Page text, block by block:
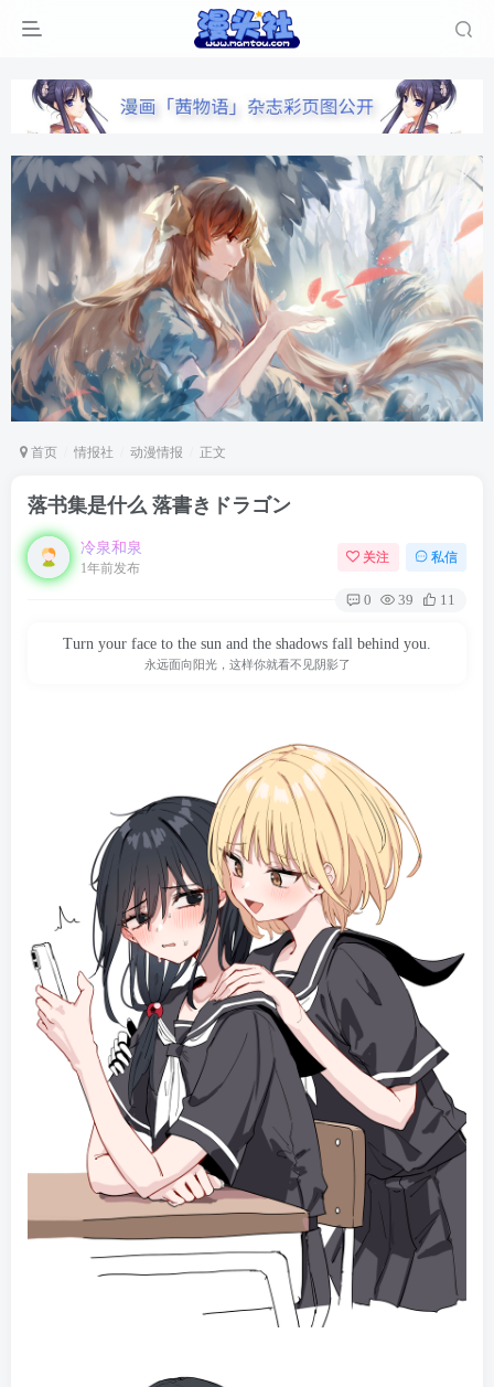
首页 情报社 动漫情报 正文
落书集是什么 落書きドラゴン
冷泉和泉
1年前发布
关注 私信
0 39 11
Turn your face to the sun and the shadows fall behind you.
永远面向阳光，这样你就看不见阴影了